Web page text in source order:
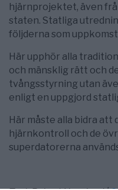
hjärnprojektet, även
staten. Statliga
följderna som
Här upphör alla
och mänsklig rätt och
tvångsstyrning utan
enligt en uppgjord
Här måste alla bidra
hjärnkontroll och de
superdatorerna